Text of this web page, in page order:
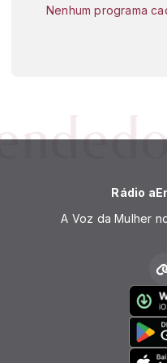
Nenhum programa
Rádio
A Voz da Mulher